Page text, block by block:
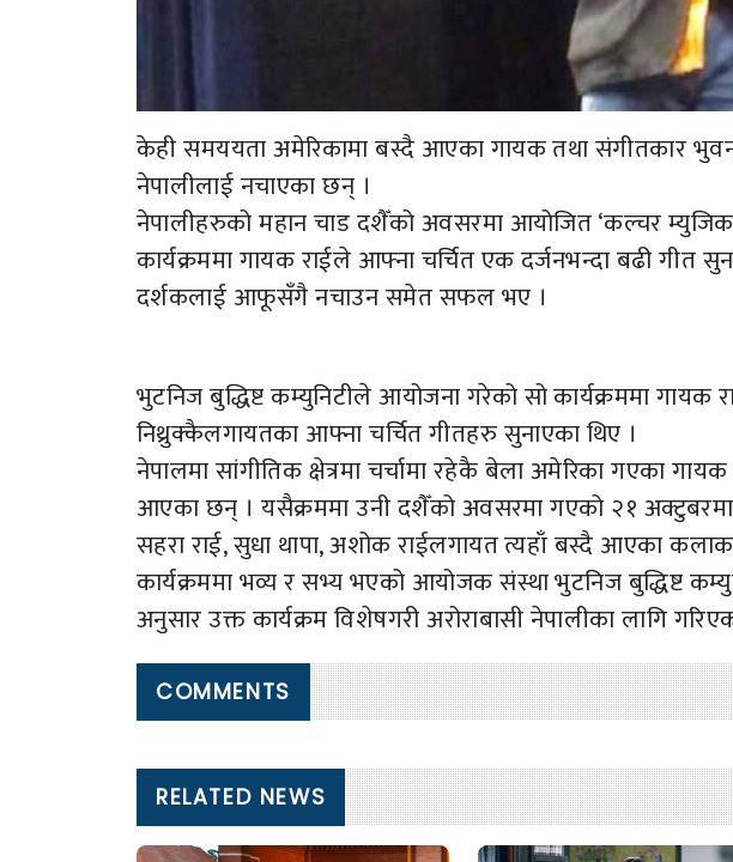
केही समययता अमेरिकामा बस्दै आएका गायक तथा संगीतकार भुवन
नेपालीलाई नचाएका छन् ।
नेपालीहरुको महान चाड दशैँको अवसरमा आयोजित ‘कल्चर म्युजिक
कार्यक्रममा गायक राईले आफ्ना चर्चित एक दर्जनभन्दा बढी गीत
दर्शकलाई आफूसँगै नचाउन समेत सफल भए ।
भुटनिज बुद्धिष्ट कम्युनिटीले आयोजना गरेको सो कार्यक्रममा
निथ्रुक्कैलगायतका आफ्ना चर्चित गीतहरु सुनाएका थिए ।
नेपालमा सांगीतिक क्षेत्रमा चर्चामा रहेकै बेला अमेरिका गएका
आएका छन् । यसैक्रममा उनी दशैँको अवसरमा गएको २१ अक्टुबरमा
सहरा राई, सुधा थापा, अशोक राईलगायत त्यहाँ बस्दै आएका
कार्यक्रममा भव्य र सभ्य भएको आयोजक संस्था भुटनिज बुद्धिष्ट
अनुसार उक्त कार्यक्रम विशेषगरी अरोराबासी नेपालीका लागि
COMMENTS
RELATED NEWS